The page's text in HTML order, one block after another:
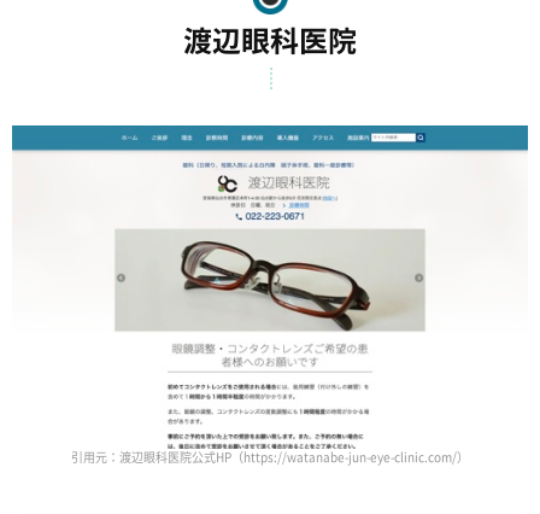
渡辺眼科医院
引用元：渡辺眼科医院公式HP（https://watanabe-jun-eye-clinic.com/）